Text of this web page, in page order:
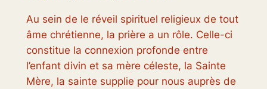
Au sein de le réveil spirituel religieux de tout
âme chrétienne, la prière a un rôle. Celle-ci
constitue la connexion profonde entre
l’enfant divin et sa mère céleste, la Sainte
Mère, la sainte supplie pour nous auprès de